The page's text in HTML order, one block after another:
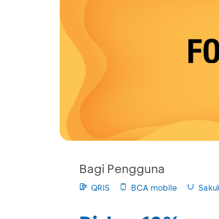
Bagi Pengguna
QRIS BCA mobile